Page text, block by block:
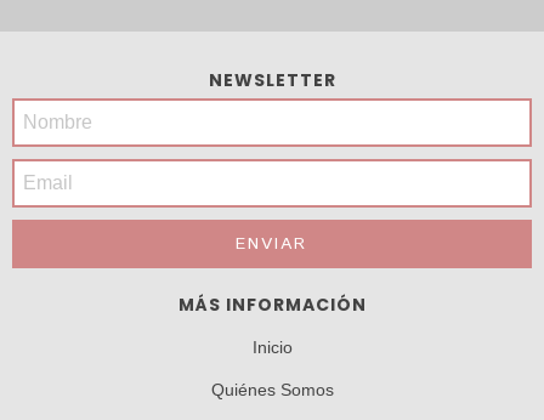
NEWSLETTER
MÁS INFORMACIÓN
Inicio
Quiénes Somos